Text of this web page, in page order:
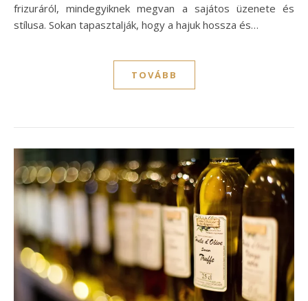
frizuráról, mindegyiknek megvan a sajátos üzenete és
stílusa. Sokan tapasztalják, hogy a hajuk hossza és…
TOVÁBB